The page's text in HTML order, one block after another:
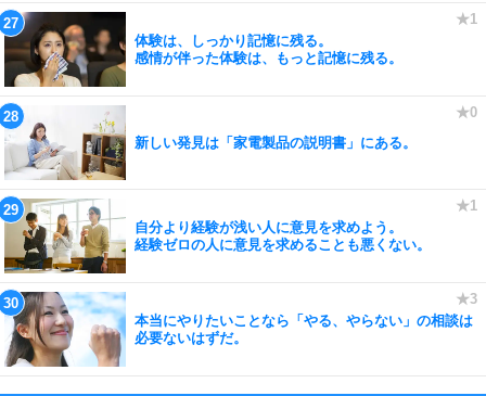
体験は、しっかり記憶に残る。
感情が伴った体験は、もっと記憶に残る。
新しい発見は「家電製品の説明書」にある。
自分より経験が浅い人に意見を求めよう。
経験ゼロの人に意見を求めることも悪くない。
本当にやりたいことなら「やる、やらない」の相談は
必要ないはずだ。